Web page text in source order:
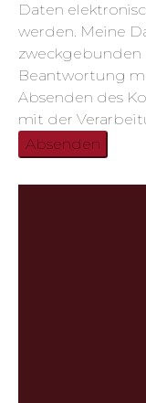
Daten
werden. Meine
Beantwortung
Absenden des
mit der